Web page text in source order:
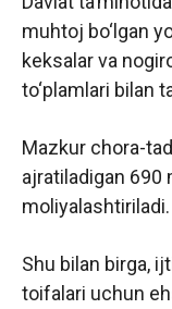
muhtoj bo‘lgan
keksalar va
to‘plamlari bilan
Mazkur chora-
ajratiladigan 690
moliyalashtiriladi.
Shu bilan birga,
toifalari uchun